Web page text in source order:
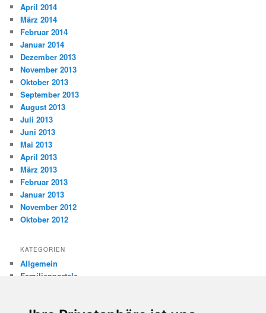
April 2014
März 2014
Februar 2014
Januar 2014
Dezember 2013
November 2013
Oktober 2013
September 2013
August 2013
Juli 2013
Juni 2013
Mai 2013
April 2013
März 2013
Februar 2013
Januar 2013
November 2012
Oktober 2012
KATEGORIEN
Allgemein
Familienportale